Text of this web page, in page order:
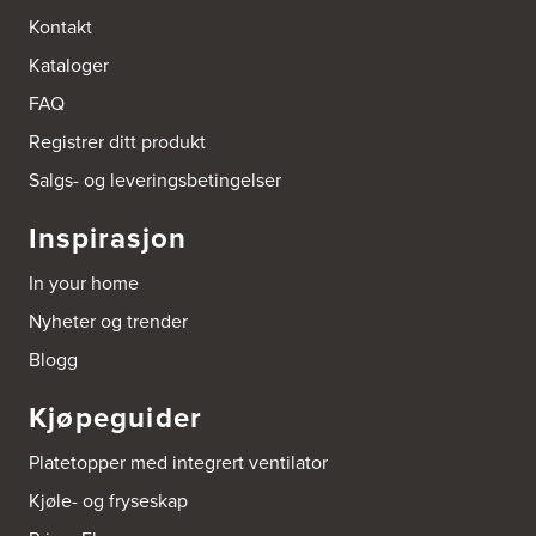
Bokhylle-Spesialisten AS
3414 Lierstranda
Boligleverandøren Karmøy AS
Postboks 213
4296 Åkrehamn
http://www.interiormesteren.no
Bonaparte Interiør AS
Borgenveien 66
Tel.:
Borge butikk AS
Sundemoen Næringspark
Power Hokksund
3300 Hokksund
Tel.: 32-700000
http://www.expert.no
Kontakt
Kataloger
FAQ
Registrer ditt produkt
Salgs- og leveringsbetingelser
Inspirasjon
In your home
Nyheter og trender
Blogg
Kjøpeguider
Platetopper med integrert ventilator
Kjøle- og fryseskap